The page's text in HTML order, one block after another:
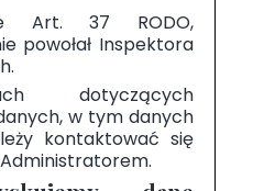
Art. 37 RODO,
powołał Inspektora
dotyczących
w tym danych
kontaktować się